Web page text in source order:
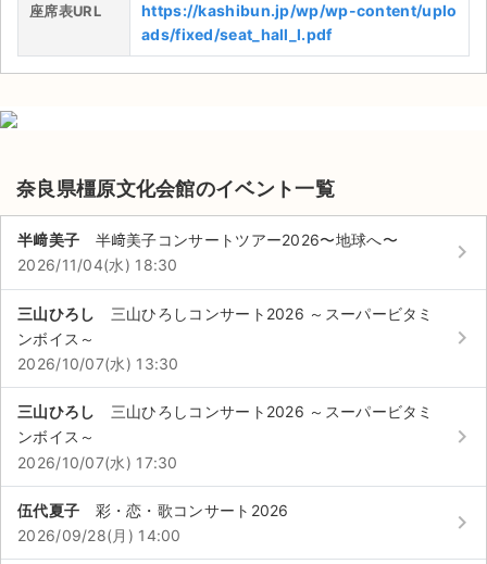
手数料・お支払い方法
AIに質問する
よくある質問
座席表URL
https://kashibun.jp/wp/wp-content/uplo
ads/fixed/seat_hall_l.pdf
奈良県橿原文化会館のイベント一覧
半﨑美子
半﨑美子コンサートツアー2026〜地球へ〜
2026/11/04(水) 18:30
keyboard_arrow_right
三山ひろし
三山ひろしコンサート2026 ～スーパービタミ
ンボイス～
2026/10/07(水) 13:30
keyboard_arrow_right
三山ひろし
三山ひろしコンサート2026 ～スーパービタミ
ンボイス～
2026/10/07(水) 17:30
keyboard_arrow_right
伍代夏子
彩・恋・歌コンサート2026
2026/09/28(月) 14:00
keyboard_arrow_right